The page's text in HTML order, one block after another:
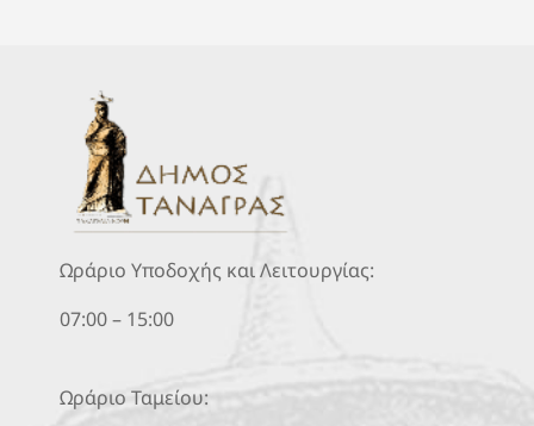
Ωράριο Υποδοχής και Λειτουργίας:
07:00 – 15:00
Ωράριο Ταμείου: